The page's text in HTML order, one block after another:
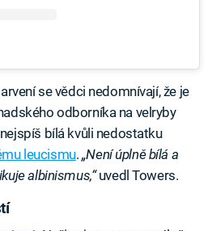
se vědci nedomnívají, že je
odborníka na velryby
bílá kvůli nedostatku
leucismu. „Není úplně bílá a
albinismus,“uvedl Towers.